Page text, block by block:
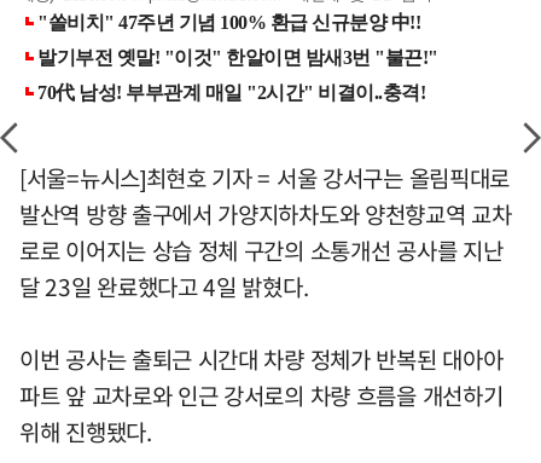
[서울=뉴시스]최현호 기자 = 서울 강서구는 올림픽대로
발산역 방향 출구에서 가양지하차도와 양천향교역 교차
로로 이어지는 상습 정체 구간의 소통개선 공사를 지난
달 23일 완료했다고 4일 밝혔다.
이번 공사는 출퇴근 시간대 차량 정체가 반복된 대아아
파트 앞 교차로와 인근 강서로의 차량 흐름을 개선하기
위해 진행됐다.